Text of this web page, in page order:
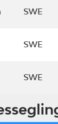
SWE
SWE
SWE